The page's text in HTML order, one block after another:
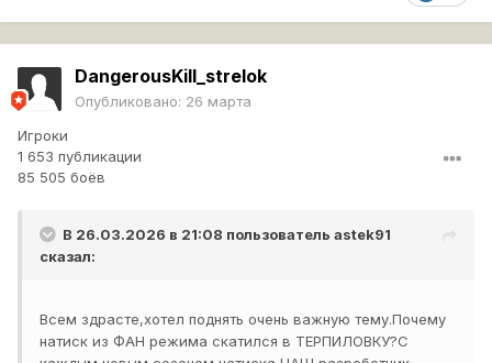
сбить (пропушить),это сделать не реально.
Мины.Мины из фактора сдерживающего стали
обсолютно бесполезны.Раньше,когда все ехали на
Встречную базу и происходил накат (пуш), минами
можно было остонавить или задержать
обсолютно бесмыслен так как никто не едет на
растояние мин,и играют с ренжи.Зачем мне мины,если
противник за 300метров от меня,а то и хуже стоит в
"самолетика",напривер на прохоровки или
малиновке,пересветитиь танк стоящий в 10 кустах с
такими ттх обзора становится не возможным
DangerousKill_strelok
Опубликовано: 26 марта
Игроки
1 653 публикации
85 505 боёв
В 26.03.2026 в 21:08 пользователь astek91
сказал:
Всем здрасте,хотел поднять очень важную тему.Почему
натиск из ФАН режима скатился в ТЕРПИЛОВКУ?С